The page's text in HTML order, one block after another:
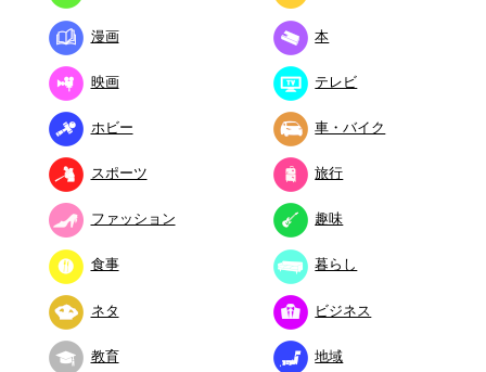
漫画 本
映画 テレビ
ホビー 車・バイク
スポーツ 旅行
ファッション 趣味
食事 暮らし
ネタ ビジネス
教育 地域